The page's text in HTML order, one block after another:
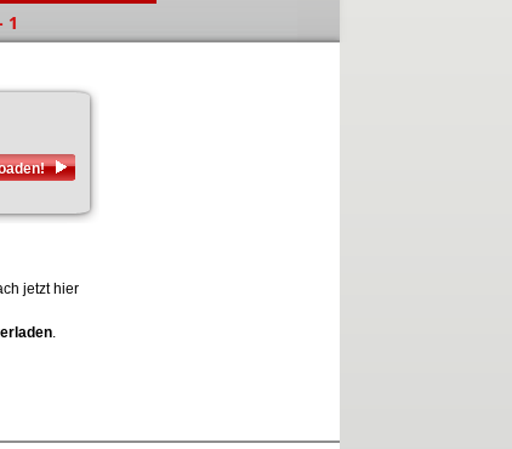
1
jetzt hier
.